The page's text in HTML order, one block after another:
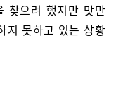
찾으려 했지만 맛만
지 못하고 있는 상황